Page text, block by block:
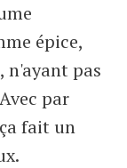
épice,
n'ayant pas
par
fait un